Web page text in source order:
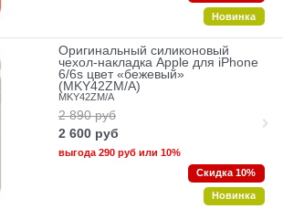
Новинка
Оригинальный силиконовый
чехол-накладка Apple для iPhone
6/6s цвет «бежевый»
(MKY42ZM/A)
MKY42ZM/A
2 890 руб
2 600 руб
выгода 290 рубили 10%
Скидка 10%
Новинка